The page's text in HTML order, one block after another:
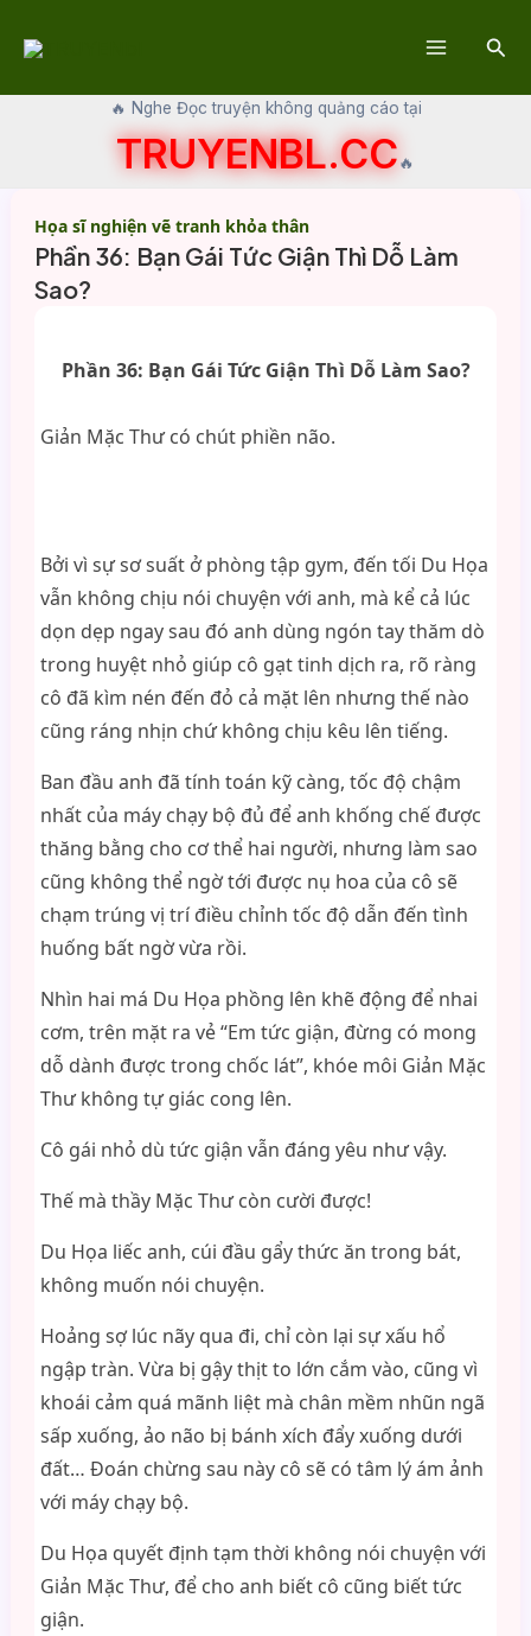
🔥 Nghe Đọc truyện không quảng cáo tại
TRUYENBL.CC🔥
Họa sĩ nghiện vẽ tranh khỏa thân
Phần 36: Bạn Gái Tức Giận Thì Dỗ Làm
Sao?
Phần 36: Bạn Gái Tức Giận Thì Dỗ Làm Sao?
Giản Mặc Thư có chút phiền não.
Bởi vì sự sơ suất ở phòng tập gym, đến tối Du Họa
vẫn không chịu nói chuyện với anh, mà kể cả lúc
dọn dẹp ngay sau đó anh dùng ngón tay thăm dò
trong huyệt nhỏ giúp cô gạt tinh dịch ra, rõ ràng
cô đã kìm nén đến đỏ cả mặt lên nhưng thế nào
cũng ráng nhịn chứ không chịu kêu lên tiếng.
Ban đầu anh đã tính toán kỹ càng, tốc độ chậm
nhất của máy chạy bộ đủ để anh khống chế được
thăng bằng cho cơ thể hai người, nhưng làm sao
cũng không thể ngờ tới được nụ hoa của cô sẽ
chạm trúng vị trí điều chỉnh tốc độ dẫn đến tình
huống bất ngờ vừa rồi.
Nhìn hai má Du Họa phồng lên khẽ động để nhai
cơm, trên mặt ra vẻ “Em tức giận, đừng có mong
dỗ dành được trong chốc lát”, khóe môi Giản Mặc
Thư không tự giác cong lên.
Cô gái nhỏ dù tức giận vẫn đáng yêu như vậy.
Thế mà thầy Mặc Thư còn cười được!
Du Họa liếc anh, cúi đầu gẩy thức ăn trong bát,
không muốn nói chuyện.
Hoảng sợ lúc nãy qua đi, chỉ còn lại sự xấu hổ
ngập tràn. Vừa bị gậy thịt to lớn cắm vào, cũng vì
khoái cảm quá mãnh liệt mà chân mềm nhũn ngã
sấp xuống, ảo não bị bánh xích đẩy xuống dưới
đất… Đoán chừng sau này cô sẽ có tâm lý ám ảnh
với máy chạy bộ.
Du Họa quyết định tạm thời không nói chuyện với
Giản Mặc Thư, để cho anh biết cô cũng biết tức
giận.